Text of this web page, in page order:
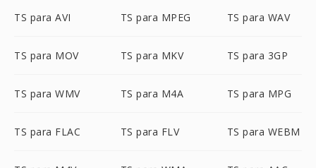
TS para AVI TS para MPEG TS para WAV
TS para MOV TS para MKV TS para 3GP
TS para WMV TS para M4A TS para MPG
TS para FLAC TS para FLV TS para WEBM